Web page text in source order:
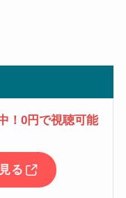
！0円で視聴可能
る